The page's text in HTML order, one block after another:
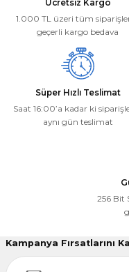
Ürün fiyatı diğer
Bu ürüne benzer farklı
Ücretsiz Kargo
1.000 TL üzeri tüm
geçerli kargo bedava
Süper Hızlı Teslimat
Saat 16:00’a kadar ki
aynı gün teslimat
256 Bit
Kampanya Fırsatlarını